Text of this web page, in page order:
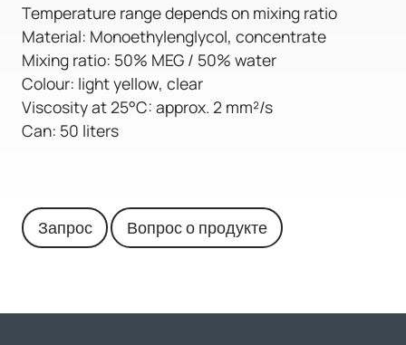
Temperature range depends on mixing ratio
Material: Monoethylenglycol, concentrate
Mixing ratio: 50% MEG / 50% water
Colour: light yellow, clear
Viscosity at 25°C: approx. 2 mm²/s
Can: 50 liters
Запрос Вопрос о продукте